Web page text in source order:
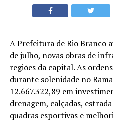
A Prefeitura de Rio Branco
de julho, novas obras de
regiões da capital. As
durante solenidade no
12.667.322,89 em
drenagem, calçadas,
quadras esportivas e